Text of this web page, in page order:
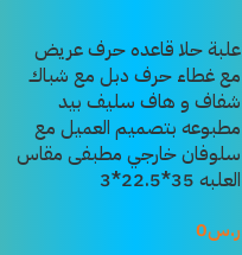
علبة حلا قاعده حرف عريض
مع غطاء حرف دبل مع شباك
شفاف و هاف سليف بيد
مطبوعه بتصميم العميل مع
سلوفان خارجي مطبفى مقاس
العلبه 35*22.5*3
ر.س0